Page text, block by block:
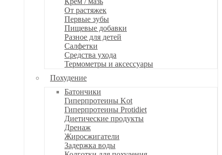
От растяжек
Первые зубы
Пищевые добавки
Разное для детей
Салфетки
Средства ухода
Термометры и аксессуары
Похудение
Батончики
Гиперпротеины Kot
Гиперпротеины Protidiet
Диетические продукты
Дренаж
Жиросжигатели
Задержка воды